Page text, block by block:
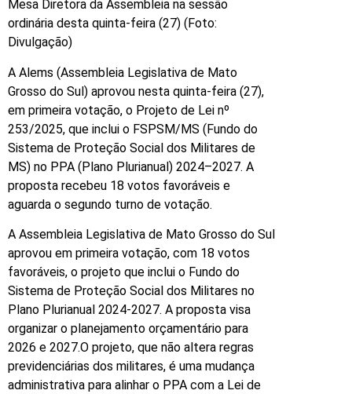
Mesa Diretora da Assembleia na sessão
ordinária desta quinta-feira (27) (Foto:
Divulgação)
A Alems (Assembleia Legislativa de Mato
Grosso do Sul) aprovou nesta quinta-feira (27),
em primeira votação, o Projeto de Lei nº
253/2025, que inclui o FSPSM/MS (Fundo do
Sistema de Proteção Social dos Militares de
MS) no PPA (Plano Plurianual) 2024–2027. A
proposta recebeu 18 votos favoráveis e
aguarda o segundo turno de votação.
A Assembleia Legislativa de Mato Grosso do Sul
aprovou em primeira votação, com 18 votos
favoráveis, o projeto que inclui o Fundo do
Sistema de Proteção Social dos Militares no
Plano Plurianual 2024-2027. A proposta visa
organizar o planejamento orçamentário para
2026 e 2027.O projeto, que não altera regras
previdenciárias dos militares, é uma mudança
administrativa para alinhar o PPA com a Lei de